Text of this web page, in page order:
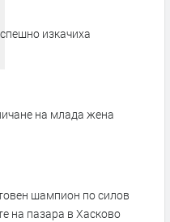
на млада жена
шампион по силов
на пазара в Хасково